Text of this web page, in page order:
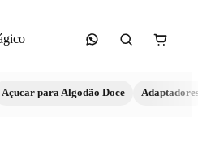
Açucar para Algodão Doce